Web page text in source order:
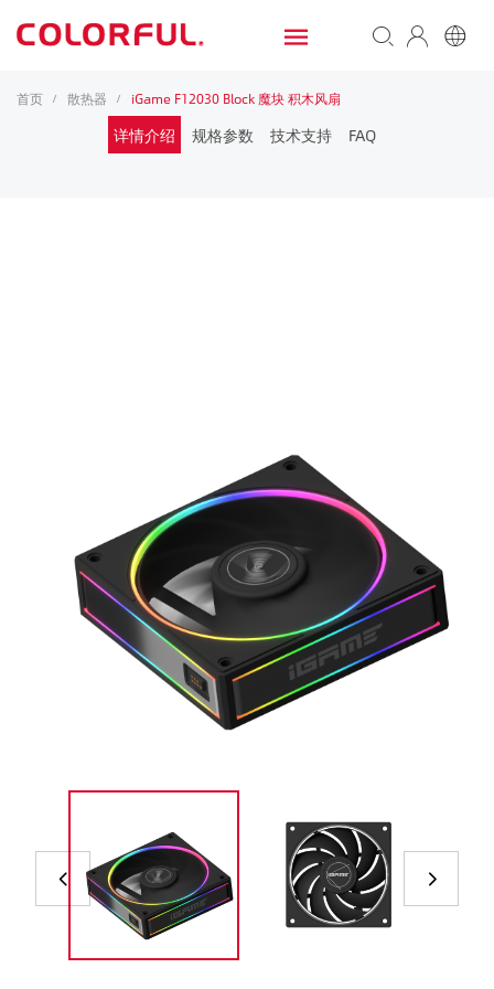
首页 / 散热器 / iGame F12030 Block 魔块 积木风扇
详情介绍 规格参数 技术支持 FAQ